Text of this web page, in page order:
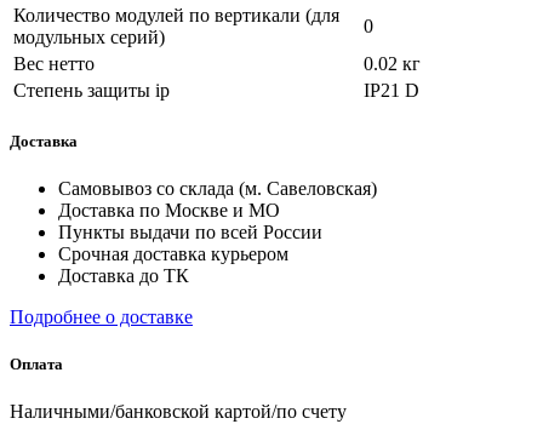
Количество модулей по вертикали (для
модульных серий)
0
Вес нетто
0.02 кг
Степень защиты ip
IP21 D
Доставка
Самовывоз со склада (м. Савеловская)
Доставка по Москве и МО
Пункты выдачи по всей России
Срочная доставка курьером
Доставка до ТК
Подробнее о доставке
Оплата
Наличными/банковской картой/по счету